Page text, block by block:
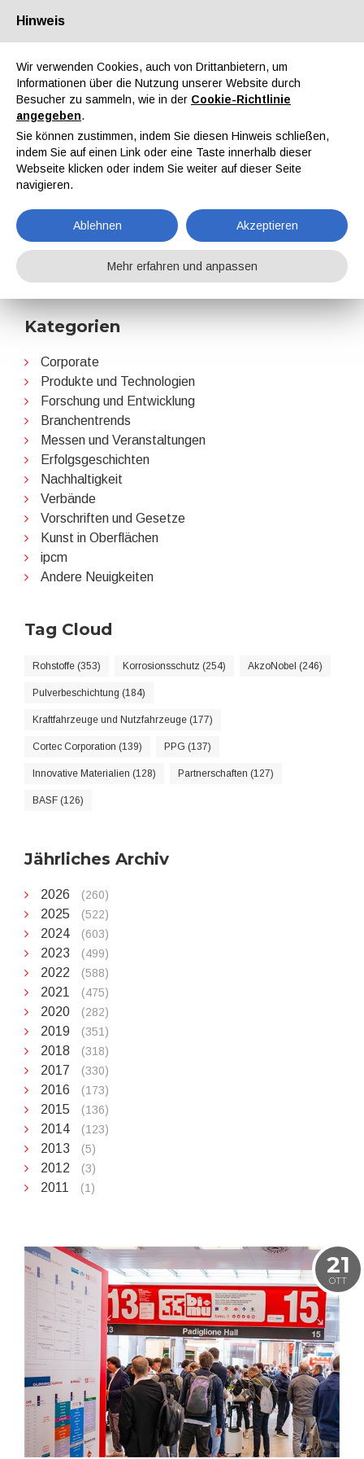
Über uns Partner Kontakt Reservierter Bereich
EN IT DE ES
BIMU
Home Nachrichten BIMU
Kategorien
Corporate
Produkte und Technologien
Forschung und Entwicklung
Branchentrends
Messen und Veranstaltungen
Erfolgsgeschichten
Nachhaltigkeit
Verbände
Vorschriften und Gesetze
Kunst in Oberflächen
ipcm
Andere Neuigkeiten
Tag Cloud
Rohstoffe (353) Korrosionsschutz (254) AkzoNobel (246)
Pulverbeschichtung (184)
Kraftfahrzeuge und Nutzfahrzeuge (177)
Cortec Corporation (139) PPG (137)
Innovative Materialien (128) Partnerschaften (127)
BASF (126)
Jährliches Archiv
2026 (260)
2025 (522)
2024 (603)
2023 (499)
2022 (588)
2021 (475)
2020 (282)
2019 (351)
2018 (318)
2017 (330)
2016 (173)
2015 (136)
2014 (123)
2013 (5)
2012 (3)
2011 (1)
21
OTT
Hinweis
Wir verwenden Cookies, auch von Drittanbietern, um
Informationen über die Nutzung unserer Website durch
Besucher zu sammeln, wie in der Cookie-Richtlinie
angegeben.
Sie können zustimmen, indem Sie diesen Hinweis schließen,
indem Sie auf einen Link oder eine Taste innerhalb dieser
Webseite klicken oder indem Sie weiter auf dieser Seite
navigieren.
Ablehnen Akzeptieren
Mehr erfahren und anpassen